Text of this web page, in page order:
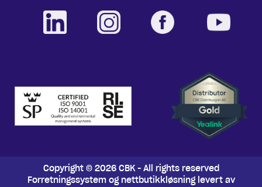
Copyright © 2026 CBK - All rights reserved
Forretningssystemog nettbutikkløsninglevert av